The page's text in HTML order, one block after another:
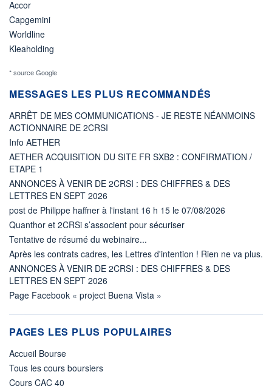
Accor
Capgemini
Worldline
Kleaholding
* source Google
MESSAGES LES PLUS RECOMMANDÉS
ARRÊT DE MES COMMUNICATIONS - JE RESTE NÉANMOINS
ACTIONNAIRE DE 2CRSI
Info AETHER
AETHER ACQUISITION DU SITE FR SXB2 : CONFIRMATION /
ETAPE 1
ANNONCES À VENIR DE 2CRSI : DES CHIFFRES & DES
LETTRES EN SEPT 2026
post de Philippe haffner à l'instant 16 h 15 le 07/08/2026
Quanthor et 2CRSi s’associent pour sécuriser
Tentative de résumé du webinaire...
Après les contrats cadres, les Lettres d'intention ! Rien ne va plus.
ANNONCES À VENIR DE 2CRSI : DES CHIFFRES & DES
LETTRES EN SEPT 2026
Page Facebook « project Buena Vista »
PAGES LES PLUS POPULAIRES
Accueil Bourse
Tous les cours boursiers
Cours CAC 40